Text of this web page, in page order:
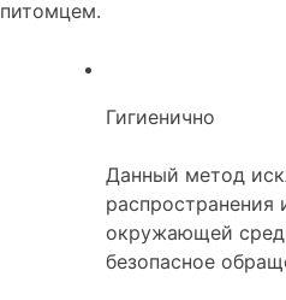
питомцем.
Гигиенично
Данный метод
распространения
окружающей
безопасное